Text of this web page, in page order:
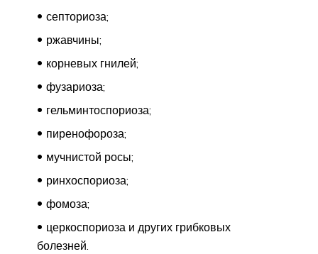
септориоза;
ржавчины;
корневых гнилей;
фузариоза;
гельминтоспориоза;
пиренофороза;
мучнистой росы;
ринхоспориоза;
фомоза;
церкоспориоза и других грибковых
болезней.